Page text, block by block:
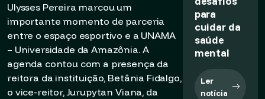
Ulysses Pereira marcou um
importante momento de parceria
entre o espaço esportivo e a UNAMA
– Universidade da Amazônia. A
agenda contou com a presença da
reitora da instituição, Betânia Fidalgo,
o vice-reitor, Jurupytan Viana, da
para
cuidar da
saúde
mental
Ler
notícia